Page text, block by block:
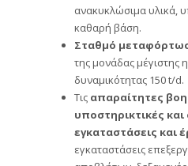
ανακυκλώσιμα υλικά,
καθαρή βάση.
Σταθμό
της μονάδας μέγιστης
δυναμικότητας 150 t/d.
Τις απαραίτητες
υποστηρικτικές
εγκαταστάσεις και
εγκαταστάσεις